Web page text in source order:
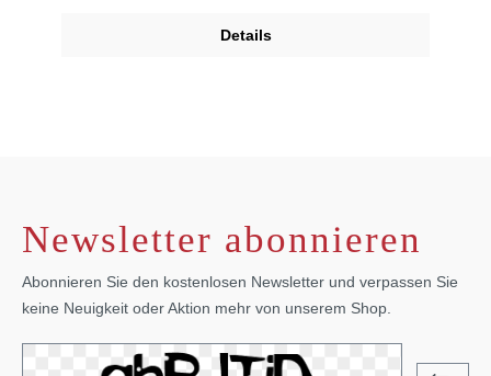
Details
Newsletter abonnieren
Abonnieren Sie den kostenlosen Newsletter und verpassen Sie
keine Neuigkeit oder Aktion mehr von unserem Shop.